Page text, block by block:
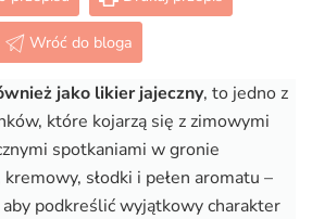
Wróć do bloga
jako likier jajeczny, to jedno z
które kojarzą się z zimowymi
spotkaniami w gronie
słodki i pełen aromatu –
podkreślić wyjątkowy charakter